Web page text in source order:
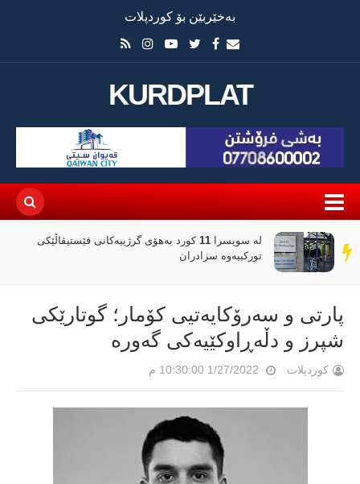
بەخێربێن بۆ کوردپلات
KURDPLAT
سەر
دێڕ
لە سویسرا 11 کورد بەهۆی گرژییەکانی فێستیڤاڵێکی
تورکییەوە سزادران
پارتی و سەرۆکایەتیی کۆمار؛ گوتارێکی
شپرز و دڵەڕاوکێیەکی گەورە
کوردپلات 1/27/2022 10:30:00 م